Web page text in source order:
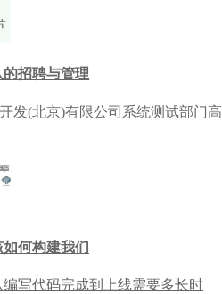
的招聘与管理
发(北京)有限公司系统测试部门高
如何构建我们
写代码完成到上线需要多长时